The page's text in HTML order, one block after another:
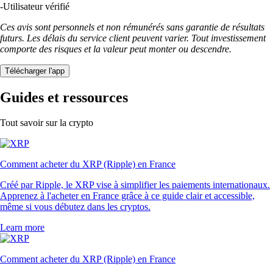
-Utilisateur vérifié
Ces avis sont personnels et non rémunérés sans garantie de résultats
futurs. Les délais du service client peuvent varier. Tout investissement
comporte des risques et la valeur peut monter ou descendre.
Télécharger l'app
Guides et ressources
Tout savoir sur la crypto
Comment acheter du XRP (Ripple) en France
Créé par Ripple, le XRP vise à simplifier les paiements internationaux.
Apprenez à l'acheter en France grâce à ce guide clair et accessible,
même si vous débutez dans les cryptos.
Learn more
Comment acheter du XRP (Ripple) en France